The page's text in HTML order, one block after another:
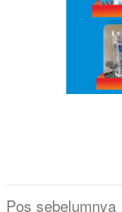
Pos sebelumnya